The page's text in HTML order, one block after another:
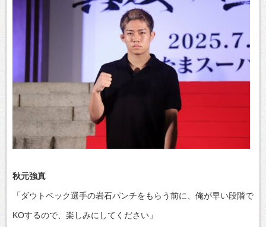
秋元強真
「ダウトベック選手の岩石パンチをもらう前に、俺が早い段階で
KOするので、楽しみにしてください」